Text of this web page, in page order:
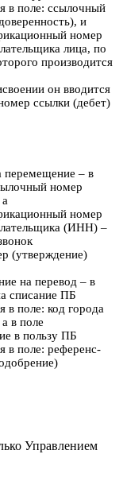
в поле: ссылочный
и
номер
лица, по
производится
он вводится
ссылки (дебет)
перемещение – в
номер
номер
(ИНН) –
(утверждение)
на перевод – в
списание ПБ
в поле: код города
в поле
в пользу ПБ
в поле: референс-
Управлением